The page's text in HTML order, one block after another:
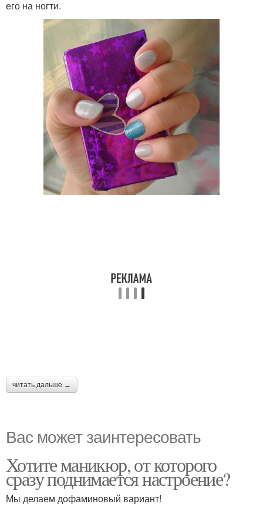
его на ногти.
читать дальше →
Вас может заинтересовать
Хотите маникюр, от которого
сразу поднимается настроение?
Мы делаем дофаминовый вариант!